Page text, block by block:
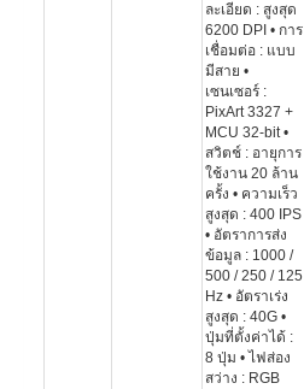
ละเอียด : สูงสุด
6200 DPI • การ
เชื่อมต่อ : แบบ
มีสาย •
เซนเซอร์ :
PixArt 3327 +
MCU 32-bit •
สวิตช์ : อายุการ
ใช้งาน 20 ล้าน
ครั้ง • ความเร็ว
สูงสุด : 400 IPS
• อัตราการส่ง
ข้อมูล : 1000 /
500 / 250 / 125
Hz • อัตราเร่ง
สูงสุด : 40G •
ปุ่มที่ตั้งค่าได้ :
8 ปุ่ม • ไฟส่อง
สว่าง : RGB